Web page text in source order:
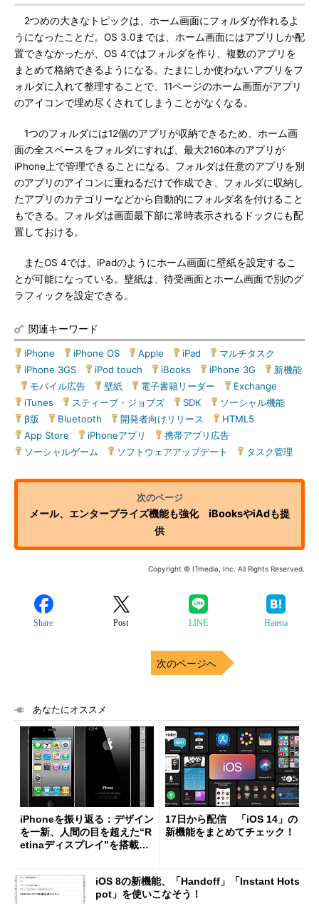
2つめの大きなトピックは、ホーム画面にフォルダが作れるよ
うになったことだ。OS 3.0までは、ホーム画面にはアプリしか配
置できなかったが、OS 4ではフォルダを作り、複数のアプリを
まとめて格納できるようになる。たまにしか使わないアプリをフ
ォルダに入れて整理することで、11ページのホーム画面がアプリ
のアイコンで埋め尽くされてしまうことがなくなる。
1つのフォルダには12個のアプリが収納できるため、ホーム画
面の全スペースをフォルダにすれば、最大2160本のアプリが
iPhone上で管理できることになる。フォルダは任意のアプリを別
のアプリのアイコンに重ねるだけで作成でき、フォルダに収納し
たアプリのカテゴリーなどから自動的にフォルダ名を付けること
もできる。フォルダは画面最下部に常時表示されるドックにも配
置しておける。
またOS 4では、iPadのようにホーム画面に壁紙を設定するこ
とが可能になっている。壁紙は、待受画面とホーム画面で別のグ
ラフィックを設定できる。
関連キーワード
iPhone iPhone OS Apple iPad マルチタスク
iPhone 3GS
iPod touch iBooks iPhone 3G
新機能
モバイル広告 壁紙 電子書籍リーダー Exchange
iTunes
スティーブ・ジョブズ SDK ソーシャル機能
β版
Bluetooth 開発者向けリリース HTML5
App Store
iPhoneアプリ 携帯アプリ広告
ソーシャルゲーム
ソフトウェアアップデート タスク管理
メール、エンタープライズ機能も強化 iBooksやiAdも提
供
Copyright © ITmedia, Inc. All Rights Reserved.
Share Post LINE Hatena
次のページへ
あなたにオススメ
iPhoneを振り返る：デザイン
を一新、人間の目を超えた“R
etinaディスプレイ”を搭載
17日から配信 「iOS 14」の
新機能をまとめてチェック！
iOS 8の新機能、「Handoff」「Instant Hots
pot」を使いこなそう！